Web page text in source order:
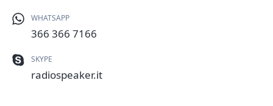
WHATSAPP
366 366 7166
SKYPE
radiospeaker.it